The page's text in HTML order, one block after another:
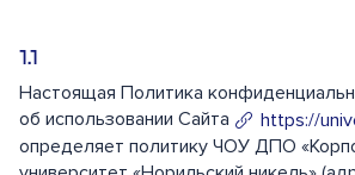
Настоящая Политика
об использовании Сайта
https://
определяет политику ЧОУ ДПО